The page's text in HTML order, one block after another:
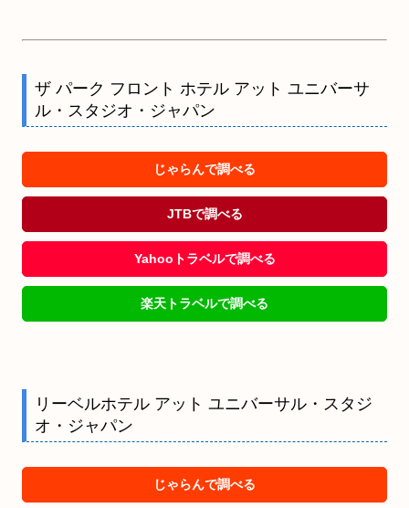
ザ パーク フロント ホテル アット ユニバーサ
ル・スタジオ・ジャパン
じゃらんで調べる
JTBで調べる
Yahooトラベルで調べる
楽天トラベルで調べる
リーベルホテル アット ユニバーサル・スタジ
オ・ジャパン
じゃらんで調べる